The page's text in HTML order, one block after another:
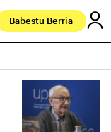
Babestu Berria